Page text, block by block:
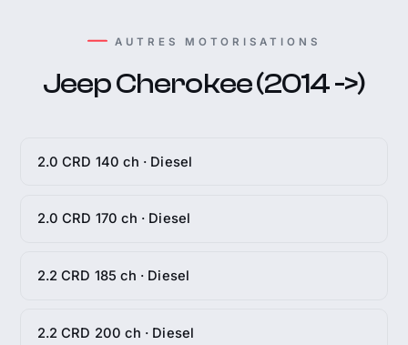
AUTRES MOTORISATIONS
Jeep Cherokee (2014 ->)
2.0 CRD 140 ch · Diesel
2.0 CRD 170 ch · Diesel
2.2 CRD 185 ch · Diesel
2.2 CRD 200 ch · Diesel